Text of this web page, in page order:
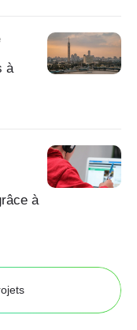
à
à